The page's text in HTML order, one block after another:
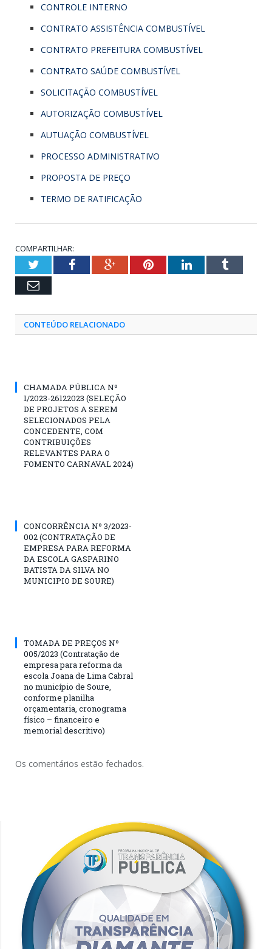
CONTROLE INTERNO
CONTRATO ASSISTÊNCIA COMBUSTÍVEL
CONTRATO PREFEITURA COMBUSTÍVEL
CONTRATO SAÚDE COMBUSTÍVEL
SOLICITAÇÃO COMBUSTÍVEL
AUTORIZAÇÃO COMBUSTÍVEL
AUTUAÇÃO COMBUSTÍVEL
PROCESSO ADMINISTRATIVO
PROPOSTA DE PREÇO
TERMO DE RATIFICAÇÃO
COMPARTILHAR:
TwitterFacebookGoogle+PinterestLinkedInTumblr
Email
CONTEÚDO RELACIONADO
CHAMADA PÚBLICA Nº
1/2023-26122023 (SELEÇÃO
DE PROJETOS A SEREM
SELECIONADOS PELA
CONCEDENTE, COM
CONTRIBUIÇÕES
RELEVANTES PARA O
FOMENTO CARNAVAL 2024)
CONCORRÊNCIA Nº 3/2023-
002 (CONTRATAÇÃO DE
EMPRESA PARA REFORMA
DA ESCOLA GASPARINO
BATISTA DA SILVA NO
MUNICIPIO DE SOURE)
TOMADA DE PREÇOS Nº
005/2023 (Contratação de
empresa para reforma da
escola Joana de Lima Cabral
no município de Soure,
conforme planilha
orçamentaria, cronograma
físico – financeiro e
memorial descritivo)
Os comentários estão fechados.